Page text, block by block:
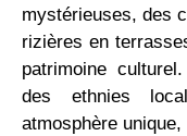
mystérieuses, des
rizières en
patrimoine
des ethnies
atmosphère